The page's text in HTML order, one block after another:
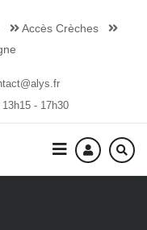
Accès Crèches
- 17h30